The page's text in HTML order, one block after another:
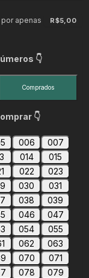
apenas R$5,00
👇
Comprados
👇
006
007
014
015
022
023
030
031
038
039
046
047
054
055
062
063
070
071
078
079